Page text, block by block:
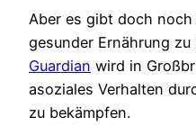
Aber es gibt doch
gesunder Ernährung
Guardian wird in
asoziales Verhalten
zu bekämpfen.